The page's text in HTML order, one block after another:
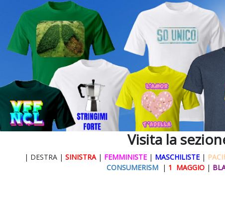
Visita la
| DESTRA | SINISTRA | FEMMINISTE | MASCHILISTE |
CONSUMERISM | 1 MAGGIO |